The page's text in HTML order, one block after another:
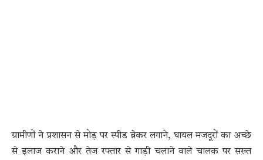
ग्रामीणों ने प्रशासन से मोड़ पर स्पीड ब्रेकर लगाने, घायल मजदूरों का अच्छे
से इलाज कराने और तेज रफ्तार से गाड़ी चलाने वाले चालक पर सख्त